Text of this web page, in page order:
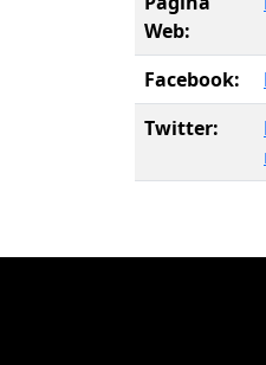
Web:
Facebook:
Twitter: